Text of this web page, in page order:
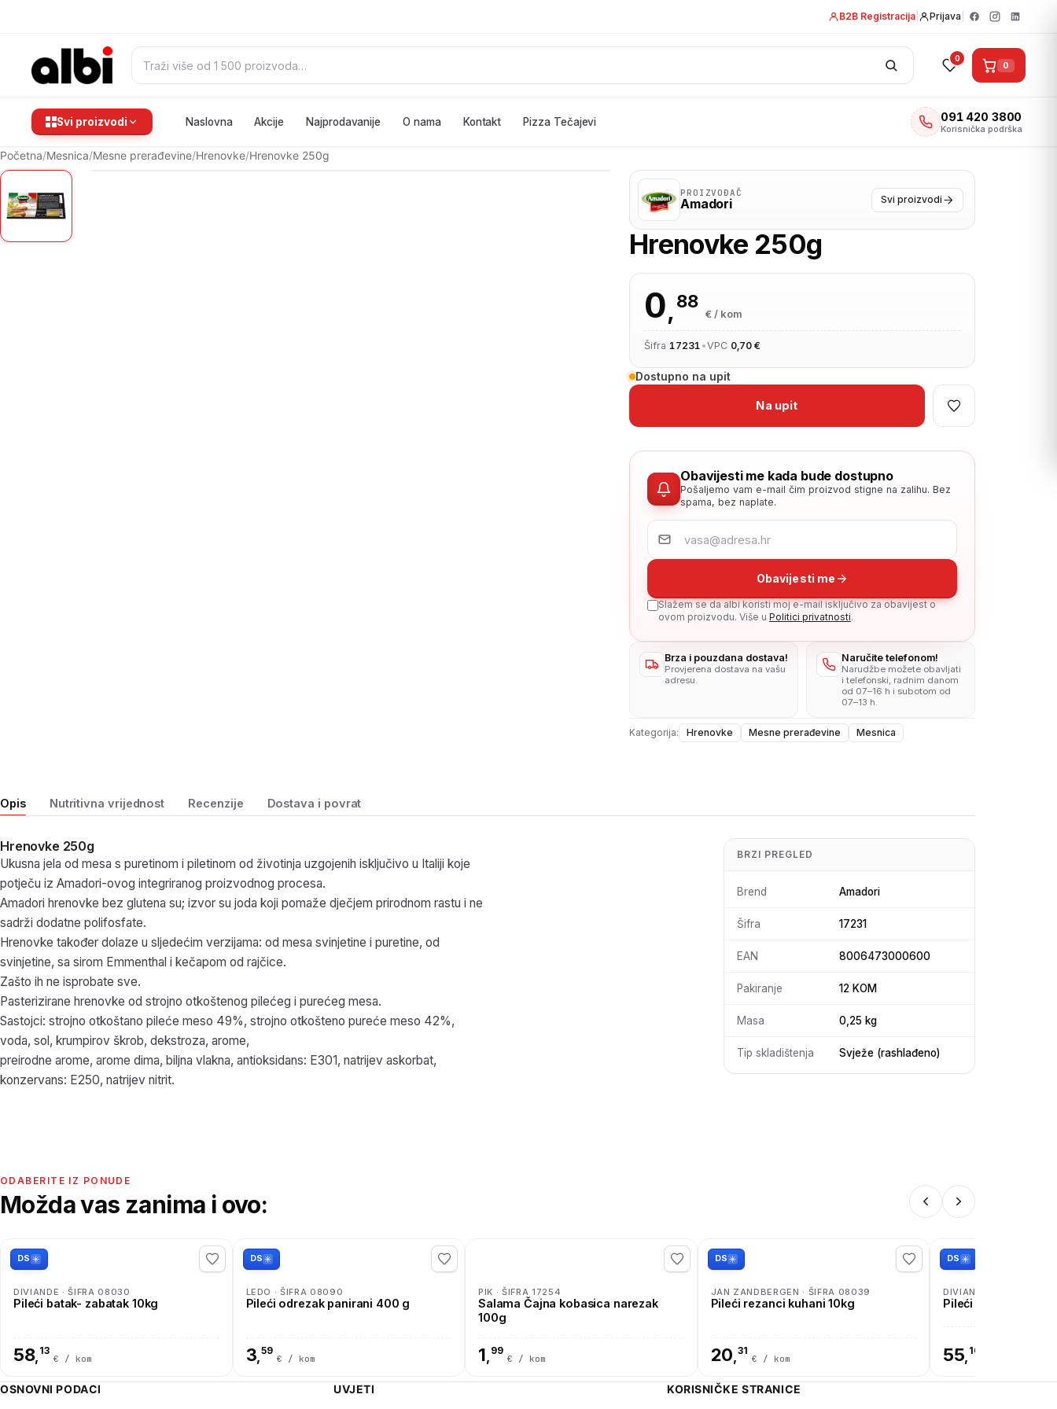
B2B Registracija Prijava
Pretraži: 0
0
Svi proizvodi Naslovna Akcije Najprodavanije O nama Kontakt Pizza Tečajevi 091 420 3800
Korisnička podrška
Početna/Mesnica/Mesne prerađevine/Hrenovke/Hrenovke 250g
PROIZVOĐAČ
Amadori Svi proizvodi
Hrenovke 250g
0,88
€ / kom
Šifra 17231 •VPC 0,70 €
Dostupno na upit
Na upit
Obavijesti me kada bude dostupno
Pošaljemo vam e-mail čim proizvod stigne na zalihu. Bez
spama, bez naplate.
Obavijesti me
Slažem se da albi koristi moj e-mail isključivo za obavijest o
ovom proizvodu. Više u Politici privatnosti.
Brza i pouzdana dostava!
Provjerena dostava na vašu
adresu.
Naručite telefonom!
Narudžbe možete obavljati
i telefonski, radnim danom
od 07–16 h i subotom od
07–13 h.
Kategorija: Hrenovke Mesne prerađevine Mesnica
Opis Nutritivna vrijednost Recenzije Dostava i povrat
Hrenovke 250g
Ukusna jela od mesa s puretinom i piletinom od životinja uzgojenih isključivo u Italiji koje
potječu iz Amadori-ovog integriranog proizvodnog procesa.
Amadori hrenovke bez glutena su; izvor su joda koji pomaže dječjem prirodnom rastu i ne
sadrži dodatne polifosfate.
Hrenovke također dolaze u sljedećim verzijama: od mesa svinjetine i puretine, od
svinjetine, sa sirom Emmenthal i kečapom od rajčice.
Zašto ih ne isprobate sve.
Pasterizirane hrenovke od strojno otkoštenog pilećeg i purećeg mesa.
Sastojci: strojno otkoštano pileće meso 49%, strojno otkošteno pureće meso 42%,
voda, sol, krumpirov škrob, dekstroza, arome,
preirodne arome, arome dima, biljna vlakna, antioksidans: E301, natrijev askorbat,
konzervans: E250, natrijev nitrit.
BRZI PREGLED
Brend Amadori
Šifra 17231
EAN 8006473000600
Pakiranje 12 KOM
Masa 0,25 kg
Tip skladištenja Svježe (rashlađeno)
ODABERITE IZ PONUDE
Možda vas zanima i ovo:
DS
DIVIANDE · ŠIFRA 08030
Pileći batak- zabatak 10kg
58, 13
€ / kom
DS
LEDO · ŠIFRA 08090
Pileći odrezak panirani 400 g
3,59
€ / kom
PIK · ŠIFRA 17254
Salama Čajna kobasica narezak
100g
1, 99
€ / kom
DS
JAN ZANDBERGEN · ŠIFRA 08039
Pileći rezanci kuhani 10kg
20,31
€ / kom
DS
DIVIANDE · ŠIFRA
Pileći batak
55, 10
OSNOVNI PODACI UVJETI KORISNIČKE STRANICE